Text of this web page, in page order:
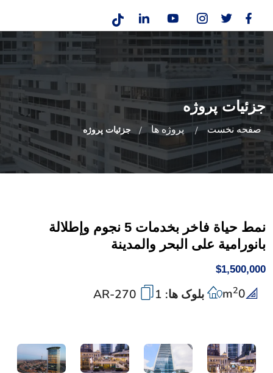
جزئیات پروژه
صفحه نخست پروژه ها جزئیات پروژه
نمط حياة فاخر بخدمات 5 نجوم وإطلالة
بانورامية على البحر والمدينة
$1,500,000
0
m2 بلوک ها: 1